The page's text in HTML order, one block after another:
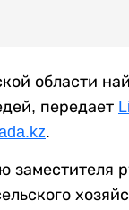
области
передает
.
заместителя